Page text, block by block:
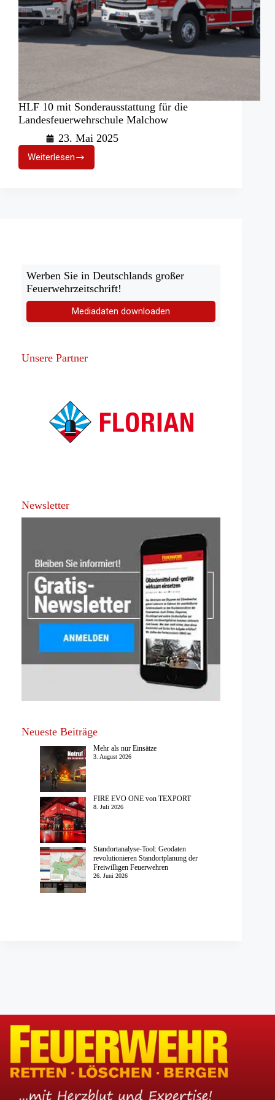
HLF 10 mit Sonderausstattung für die
Landesfeuerwehrschule Malchow
23. Mai 2025
Weiterlesen
HLF
10
Werben Sie in Deutschlands großer
Feuerwehrzeitschrift!
Mediadaten downloaden
Unsere Partner
Newsletter
Neueste Beiträge
Mehr als nur Einsätze
3. August 2026
FIRE EVO ONE von TEXPORT
8. Juli 2026
Standortanalyse-Tool: Geodaten
revolutionieren Standortplanung der
Freiwilligen Feuerwehren
26. Juni 2026